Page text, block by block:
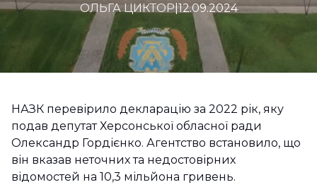
ОЛЬГА ЦИКТОР|12.09.2024
НАЗК перевірило декларацію за 2022 рік, яку
подав депутат Херсонської обласної ради
Олександр Гордієнко. Агентство встановило, що
він вказав неточних та недостовірних
відомостей на 10,3 мільйона гривень.